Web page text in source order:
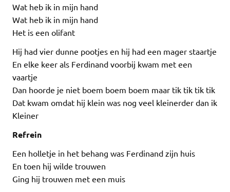
Wat heb ik in mijn hand
Wat heb ik in mijn hand
Het is een olifant
Hij had vier dunne pootjes en hij had een mager staartje
En elke keer als Ferdinand voorbij kwam met een
vaartje
Dan hoorde je niet boem boem boem maar tik tik tik tik
Dat kwam omdat hij klein was nog veel kleinerder dan ik
Kleiner
Refrein
Een holletje in het behang was Ferdinand zijn huis
En toen hij wilde trouwen
Ging hij trouwen met een muis